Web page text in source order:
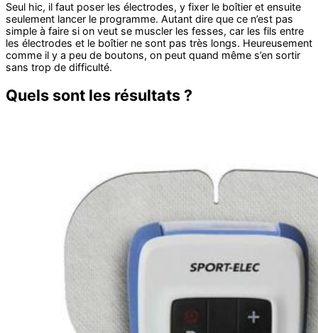
Seul hic, il faut poser les électrodes, y fixer le boîtier et ensuite
seulement lancer le programme. Autant dire que ce n’est pas
simple à faire si on veut se muscler les fesses, car les fils entre
les électrodes et le boîtier ne sont pas très longs. Heureusement
comme il y a peu de boutons, on peut quand même s’en sortir
sans trop de difficulté.
Quels sont les résultats ?